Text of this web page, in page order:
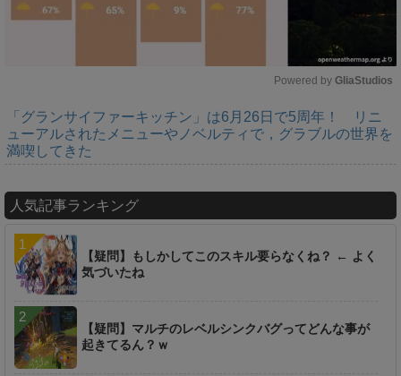
M
u
Powered by GliaStudios
「グランサイファーキッチン」は6月26日で5周年！ リニ
ューアルされたメニューやノベルティで，グラブルの世界を
満喫してきた
人気記事ランキング
【疑問】もしかしてこのスキル要らなくね？ ← よく
気づいたね
【疑問】マルチのレベルシンクバグってどんな事が
起きてるん？ｗ